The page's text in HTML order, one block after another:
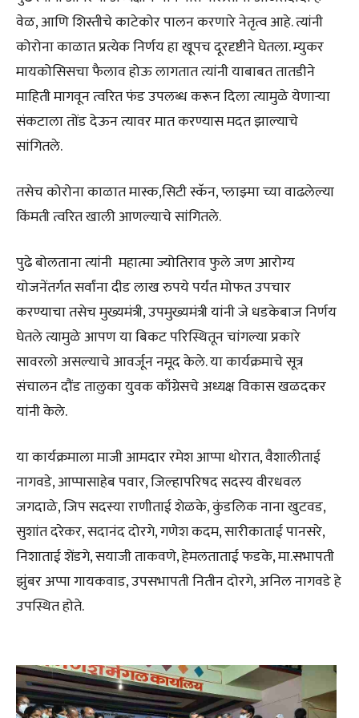
वेळ, आणि शिस्तीचे काटेकोर पालन करणारे नेतृत्व आहे. त्यांनी
कोरोना काळात प्रत्येक निर्णय हा खूपच दूरदृष्टीने घेतला. म्युकर
मायकोसिसचा फैलाव होऊ लागतात त्यांनी याबाबत तातडीने
माहिती मागवून त्वरित फंड उपलब्ध करून दिला त्यामुळे येणाऱ्या
संकटाला तोंड देऊन त्यावर मात करण्यास मदत झाल्याचे
सांगितले.
तसेच कोरोना काळात मास्क,सिटी स्कॅन, प्लाझ्मा च्या वाढलेल्या
किंमती त्वरित खाली आणल्याचे सांगितले.
पुढे बोलताना त्यांनी महात्मा ज्योतिराव फुले जण आरोग्य
योजनेंतर्गत सर्वांना दीड लाख रुपये पर्यंत मोफत उपचार
करण्याचा तसेच मुख्यमंत्री, उपमुख्यमंत्री यांनी जे धडकेबाज निर्णय
घेतले त्यामुळे आपण या बिकट परिस्थितून चांगल्या प्रकारे
सावरलो असल्याचे आवर्जून नमूद केले. या कार्यक्रमाचे सूत्र
संचालन दौंड तालुका युवक काँग्रेसचे अध्यक्ष विकास खळदकर
यांनी केले.
या कार्यक्रमाला माजी आमदार रमेश आप्पा थोरात, वैशालीताई
नागवडे, आप्पासाहेब पवार, जिल्हापरिषद सदस्य वीरधवल
जगदाळे, जिप सदस्या राणीताई शेळके, कुंडलिक नाना खुटवड,
सुशांत दरेकर, सदानंद दोरगे, गणेश कदम, सारीकाताई पानसरे,
निशाताई शेंडगे, सयाजी ताकवणे, हेमलताताई फडके, मा.सभापती
झुंबर अप्पा गायकवाड, उपसभापती नितीन दोरगे, अनिल नागवडे हे
उपस्थित होते.